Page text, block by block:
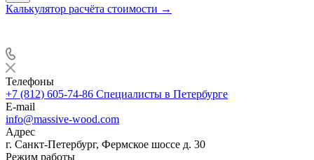
Калькулятор расчёта стоимости →
Телефоны
+7 (812) 605-74-86 Специалисты в Петербурге
E-mail
info@massive-wood.com
Адрес
г. Санкт-Петербург, Фермское шоссе д. 30
Режим работы